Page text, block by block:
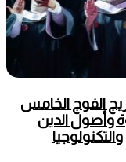
الفوج الخامس
وأصول الدين